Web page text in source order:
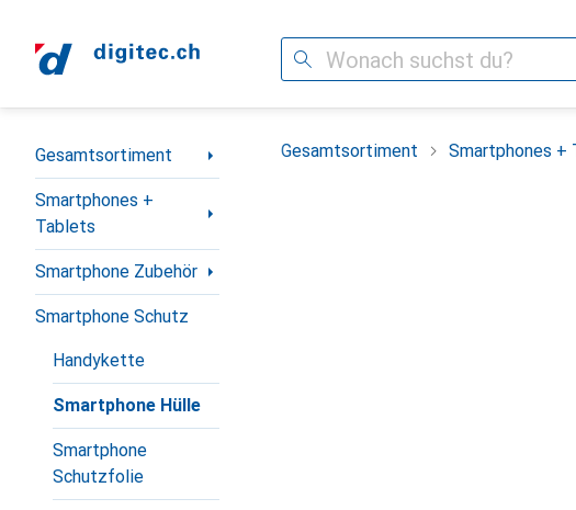
Suche
Navigation nach Kategorien
Gesamtsortiment
Smartphones +
Tablets
Smartphone Zubehör
Smartphone Schutz
Handykette
Smartphone Hülle
Smartphone
Schutzfolie
Gesamtsortiment Smartphones +